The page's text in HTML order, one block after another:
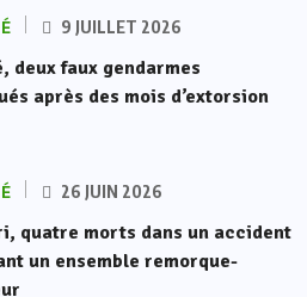
9 JUILLET 2026
deux faux gendarmes
après des mois d’extorsion
26 JUIN 2026
quatre morts dans un accident
un ensemble remorque-